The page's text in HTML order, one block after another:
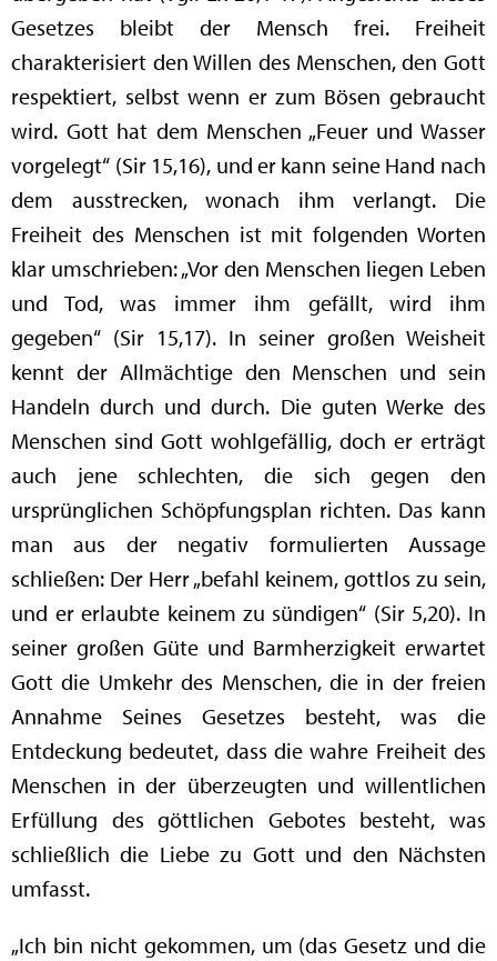
Gesetzes bleibt der Mensch frei. Freiheit
charakterisiert den Willen des Menschen, den Gott
respektiert, selbst wenn er zum Bösen gebraucht
wird. Gott hat dem Menschen „Feuer und Wasser
vorgelegt“ (Sir 15,16), und er kann seine Hand nach
dem ausstrecken, wonach ihm verlangt. Die
Freiheit des Menschen ist mit folgenden Worten
klar umschrieben: „Vor den Menschen liegen Leben
und Tod, was immer ihm gefällt, wird ihm
gegeben“ (Sir 15,17). In seiner großen Weisheit
kennt der Allmächtige den Menschen und sein
Handeln durch und durch. Die guten Werke des
Menschen sind Gott wohlgefällig, doch er erträgt
auch jene schlechten, die sich gegen den
ursprünglichen Schöpfungsplan richten. Das kann
man aus der negativ formulierten Aussage
schließen: Der Herr „befahl keinem, gottlos zu sein,
und er erlaubte keinem zu sündigen“ (Sir 5,20). In
seiner großen Güte und Barmherzigkeit erwartet
Gott die Umkehr des Menschen, die in der freien
Annahme Seines Gesetzes besteht, was die
Entdeckung bedeutet, dass die wahre Freiheit des
Menschen in der überzeugten und willentlichen
Erfüllung des göttlichen Gebotes besteht, was
schließlich die Liebe zu Gott und den Nächsten
umfasst.
„Ich bin nicht gekommen, um (das Gesetz und die